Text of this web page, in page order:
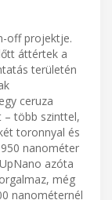
off projektje.
áttértek a
területén
ceruza
– több szinttel,
toronnyal és
nanométer
azóta
még
nanométernél